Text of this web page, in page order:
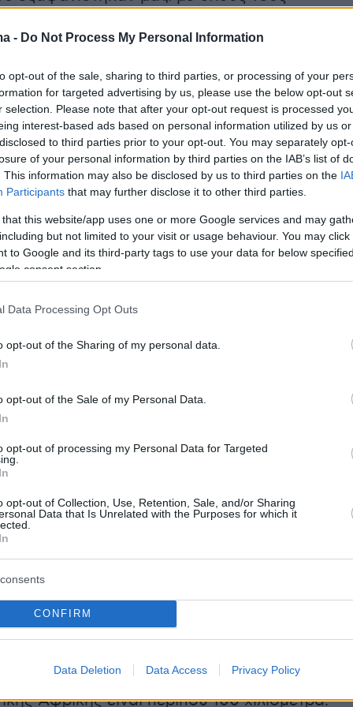
- Do Not Process My Personal Information
opt-out of the sale, sharing to third parties, or processing of your
for targeted advertising by us, please use the below opt-out
selection. Please note that after your opt-out request is processed
interest-based ads based on personal information utilized by us
to third parties prior to your opt-out. You may separately
of your personal information by third parties on the IAB’s list of
This information may also be disclosed by us to third parties on the
Participants that may further disclose it to other third parties.
that this website/app uses one or more Google services and may
but not limited to your visit or usage behaviour. You may
to Google and its third-party tags to use your data for below
consent section.
Data Processing Opt Outs
opt-out of the Sharing of my personal data.
opt-out of the Sale of my Personal Data.
opt-out of processing my Personal Data for Targeted
opt-out of Collection, Use, Retention, Sale, and/or Sharing
Data that Is Unrelated with the Purposes for which it
CONFIRM
Data Deletion Data Access Privacy Policy
: More than 1,300#migrantshave died trying to
coast in the first five months of 2026,
an advocacy group ‌that tracks crossings from
perilous routes.https://t.co/48I8NhoDNr
English (@LBCI_News_EN)June 10,
στη μεταχείριση των μεταναστών
του στην Ισπανία αυτήν την εβδομάδα,
την ηθική θεμελίωση της διεθνούς τάξης.
δικαιωμάτων λένε πως οι
μακρύτερες και πιο επικίνδυνες
εντοπισμό καθώς οι προσπάθειες να
διελεύσεις έχουν ενταθεί σε μέρη όπως η
είναι κοντά στην Ευρώπη.
άνθρωποι έχασαν τη ζωή τους ή αγνοείται η
προσπάθεια να φθάσουν στις ισπανικές
ανάμεσα στα Κανάρια Νησιά και τις
Αφρικής είναι περίπου 100 χιλιόμετρα.